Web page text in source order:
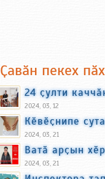
Ҫавӑн пекех
24 ҫулти
2024, 03, 12
Кӗвӗҫнипе
2024, 03, 21
Ватӑ арҫын
2024, 03, 21